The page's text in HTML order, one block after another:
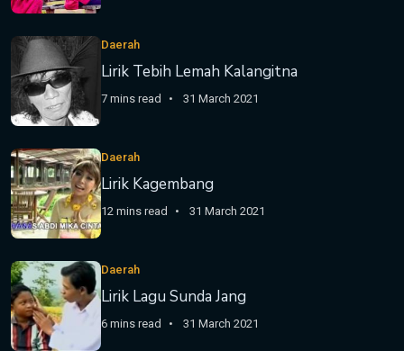
Daerah
Lirik Tebih Lemah Kalangitna
7 mins read 31 March 2021
Daerah
Lirik Kagembang
12 mins read 31 March 2021
Daerah
Lirik Lagu Sunda Jang
6 mins read 31 March 2021